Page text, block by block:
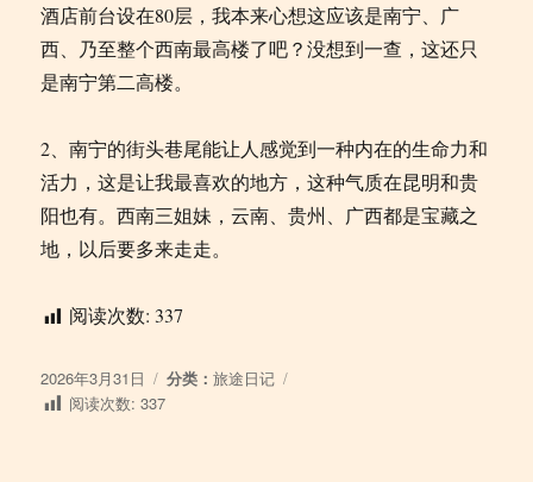
酒店前台设在80层，我本来心想这应该是南宁、广
西、乃至整个西南最高楼了吧？没想到一查，这还只
是南宁第二高楼。
2、南宁的街头巷尾能让人感觉到一种内在的生命力和
活力，这是让我最喜欢的地方，这种气质在昆明和贵
阳也有。西南三姐妹，云南、贵州、广西都是宝藏之
地，以后要多来走走。
阅读次数: 337
发
布
2026年3月31日
分
分类：旅途日记
阅读次数: 337